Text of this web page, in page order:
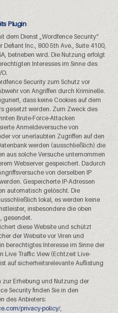
Plugin
dem Dienst „Wordfence Security“
Inc., 800 5th Ave., Suite 4100,
betrieben wird. Die Nutzung erfolgt
Interesses im Sinne des
Security zum Schutz vor
von Angriffen durch Kriminelle.
dass keine Cookies auf dem
gesetzt werden. Zum Zweck des
Brute-Force-Attacken
Anmeldeversuche von
vor unerlaubten Zugriffen auf den
werden (ausschließlich) die
aus solche Versuche unternommen
Webserver gespeichert. Dadurch
von derselben IP
Gespeicherte IP-Adressen
automatisch gelöscht. Die
lokal, es werden keine
insbesondere die oben
gesendet.
diese Website und schützt
der Website vor Viren und
berechtigtes Interesse im Sinne der
Live Traffic View (Echtzeit Live-
auf sicherheitsrelevante Auflistung
zur Erhebung und Nutzung der
Security finden Sie in den
des Anbieters:
privacy-policy/,